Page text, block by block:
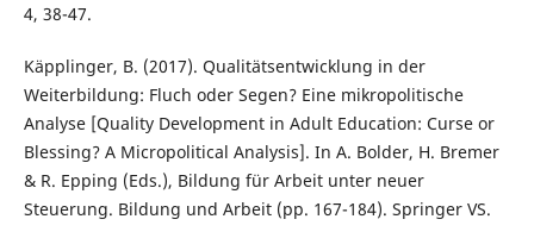
4, 38-47.
Käpplinger, B. (2017). Qualitätsentwicklung in der
Weiterbildung: Fluch oder Segen? Eine mikropolitische
Analyse [Quality Development in Adult Education: Curse or
Blessing? A Micropolitical Analysis]. In A. Bolder, H. Bremer
& R. Epping (Eds.), Bildung für Arbeit unter neuer
Steuerung. Bildung und Arbeit (pp. 167-184). Springer VS.